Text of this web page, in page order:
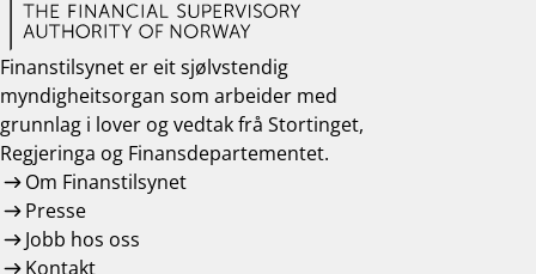
Finanstilsynet er eit sjølvstendig
myndigheitsorgan som arbeider med
grunnlag i lover og vedtak frå Stortinget,
Regjeringa og Finansdepartementet.
Om Finanstilsynet
Presse
Jobb hos oss
Kontakt